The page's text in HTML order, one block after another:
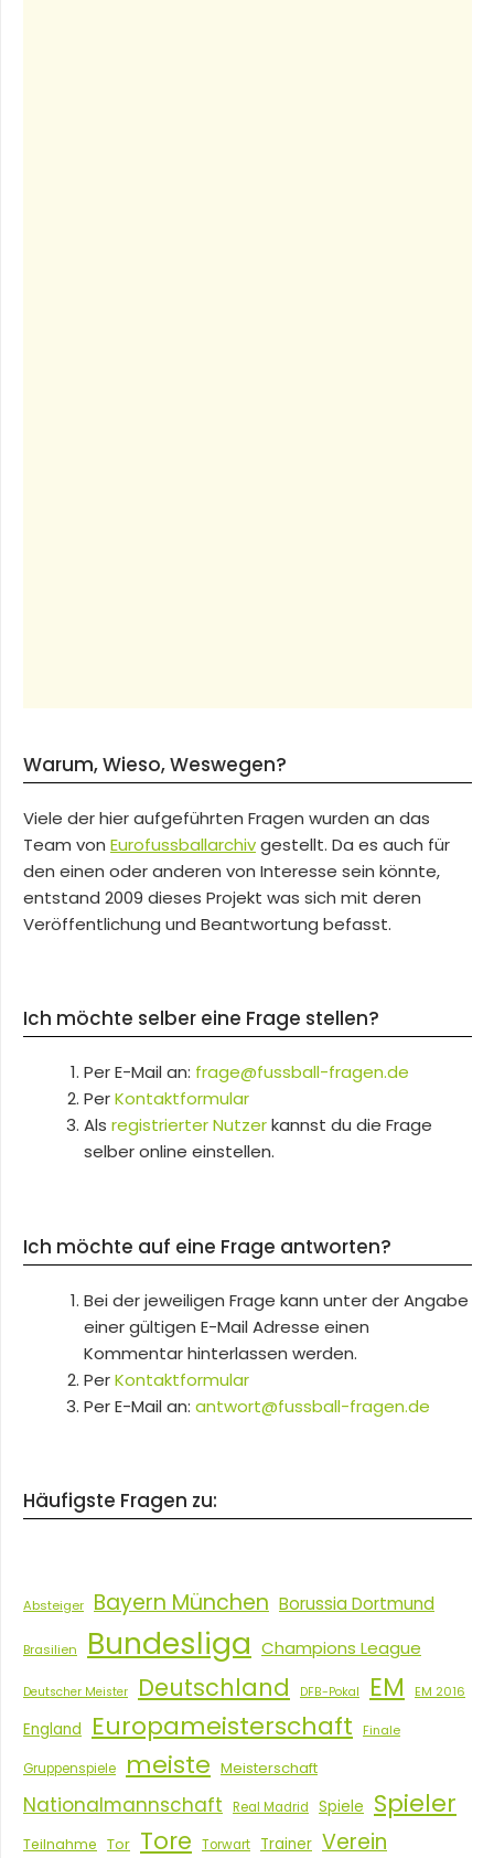
Warum, Wieso, Weswegen?
Viele der hier aufgeführten Fragen wurden an das
Team von Eurofussballarchivgestellt. Da es auch für
den einen oder anderen von Interesse sein könnte,
entstand 2009 dieses Projekt was sich mit deren
Veröffentlichung und Beantwortung befasst.
Ich möchte selber eine Frage stellen?
Per E-Mail an: frage@fussball-fragen.de
PerKontaktformular
Als registrierter Nutzerkannst du die Frage
selber online einstellen.
Ich möchte auf eine Frage antworten?
Bei der jeweiligen Frage kann unter der Angabe
einer gültigen E-Mail Adresse einen
Kommentar hinterlassen werden.
PerKontaktformular
Per E-Mail an: antwort@fussball-fragen.de
Häufigste Fragen zu:
Absteiger Bayern München Borussia Dortmund
Brasilien Bundesliga Champions League
Deutscher Meister Deutschland DFB-Pokal EM EM 2016
England Europameisterschaft Finale
Gruppenspiele meiste Meisterschaft
Nationalmannschaft Real Madrid Spiele Spieler
Teilnahme Tor Tore Torwart Trainer Verein